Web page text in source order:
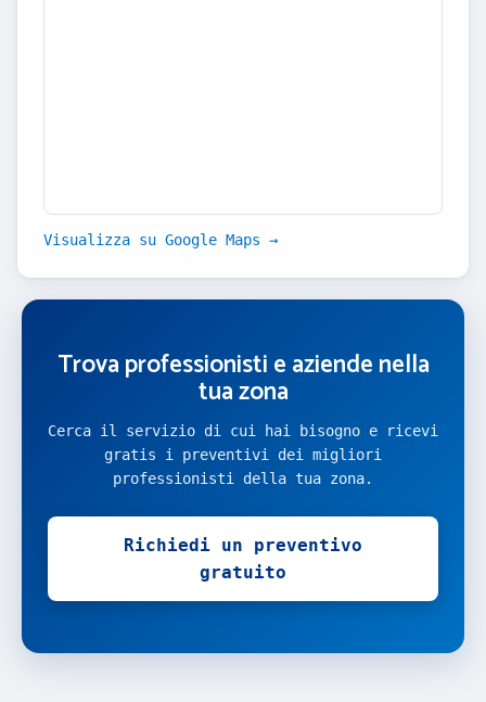
Visualizza su Google Maps →
Trova professionisti e aziende nella
tua zona
Cerca il servizio di cui hai bisogno e ricevi
gratis i preventivi dei migliori
professionisti della tua zona.
Richiedi un preventivo
gratuito